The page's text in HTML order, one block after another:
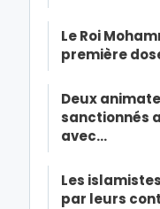
Le Roi
première
Deux
sanctionnés
avec…
Les
par leurs